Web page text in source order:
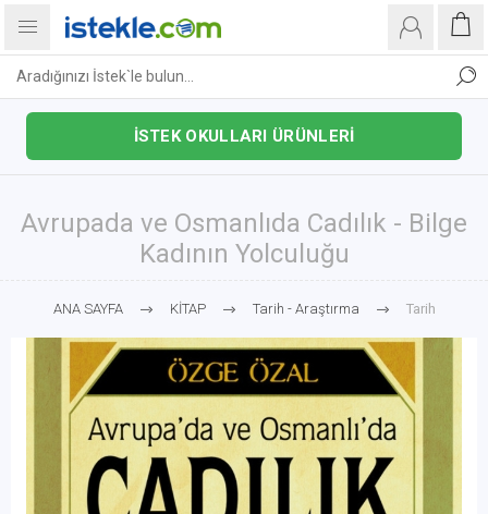
İSTEK OKULLARI ÜRÜNLERİ
Avrupada ve Osmanlıda Cadılık - Bilge
Kadının Yolculuğu
ANA SAYFA KİTAP Tarih - Araştırma Tarih